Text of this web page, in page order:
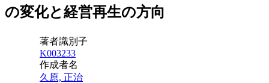
の変化と経営再生の方向
著者識別子
K003233
作成者名
久原, 正治